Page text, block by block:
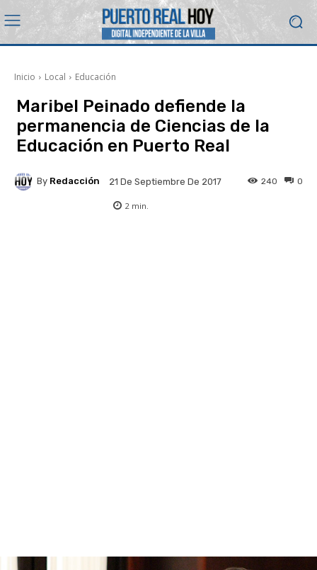
Inicio Local Educación
Maribel Peinado defiende la
permanencia de Ciencias de la
Educación en Puerto Real
By Redacción 21 De Septiembre De 2017 0
240
2 min.